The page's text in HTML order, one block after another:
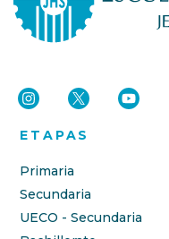
ETAPAS
Primaria
Secundaria
UECO - Secundaria